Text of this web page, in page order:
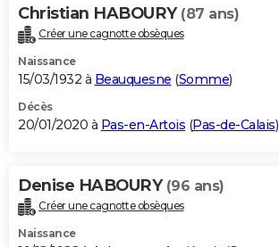
Christian HABOURY (87 ans)
Créer une cagnotte obsèques
Naissance
15/03/1932 à Beauquesne (Somme)
Décès
20/01/2020 à Pas-en-Artois (Pas-de-Calais)
Denise HABOURY (96 ans)
Créer une cagnotte obsèques
Naissance